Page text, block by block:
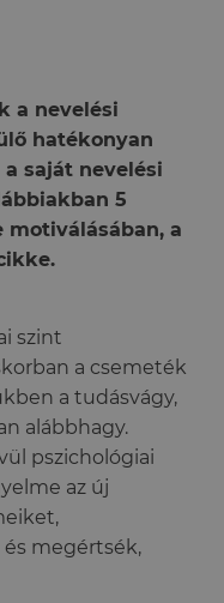
a nevelési
hatékonyan
saját nevelési
5
a
szint
a csemeték
a tudásvágy,
alábbhagy.
pszichológiai
az új
megértsék,